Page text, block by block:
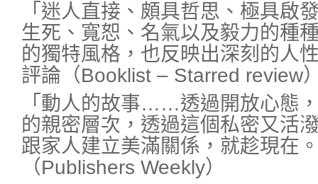
「迷人直接、頗具哲思、極具啟
生死、寬恕、名氣以及毅力的種
的獨特風格，也反映出深刻的人
評論（Booklist – Starred review
「動人的故事……透過開放心態
的親密層次，透過這個私密又活
跟家人建立美滿關係，就趁現在
（Publishers Weekly）